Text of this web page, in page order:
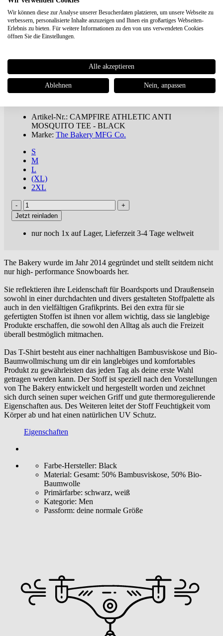
The Bakery MFG Co. CAMPFIRE
ATHLETIC ANTI MOSQUITO TEE -
€ 20,00 € 37,90 UVP **
Du sparst 47%
versandkostenfreie Lieferung oder Buch dabei ***
Artikel-Nr.: CAMPFIRE ATHLETIC ANTI
MOSQUITO TEE - BLACK
Marke: The Bakery MFG Co.
S
M
L
(XL)
2XL
Jetzt reinladen
nur noch 1x auf Lager, Lieferzeit 3-4 Tage weltweit
The Bakery wurde im Jahr 2014 gegründet und stellt seitdem nicht
nur high- performance Snowboards her.
Sie reflektieren ihre Leidenschaft für Boardsports und Draußensein
sowohl in einer durchdachten und divers gestalteten Stoffpalette als
auch in den vielfältigen Grafikprints. Bei den extra für sie
gefertigten Stoffen ist ihnen vor allem wichtig, dass sie langlebige
Produkte erschaffen, die sowohl den Alltag als auch die Freizeit
überall bestmöglich mitmachen.
Das T-Shirt besteht aus einer nachhaltigen Bambusviskose und Bio-
Baumwollmischung um dir ein langlebiges und komfortables
Produkt zu gewährleisten das jeden Tag als deine erste Wahl
getragen werden kann. Der Stoff ist speziell nach den Vorstellungen
von The Bakery entwickelt und hergestellt worden und zeichnet
sich durch seinen super weichen Griff und gute thermoregulierende
Eigenschaften aus. Des Weiteren leitet der Stoff Feuchtigkeit vom
Körper ab und hat einen natürlichen UV Schutz.
Eigenschaften
Farbe-Hersteller: Black
Material: Gesamt: 50% Bambusviskose, 50% Bio-
Baumwolle
Primärfarbe: schwarz, weiß
Kategorie: Men
Passform: deine normale Größe
Wir können diese zur Analyse unserer Besucherdaten platzieren, um unsere Webseite zu
verbessern, personalisierte Inhalte anzuzeigen und Ihnen ein großartiges Webseiten-
Erlebnis zu bieten. Für weitere Informationen zu den von uns verwendeten Cookies
öffnen Sie die Einstellungen.
Alle akzeptieren
Ablehnen Nein, anpassen